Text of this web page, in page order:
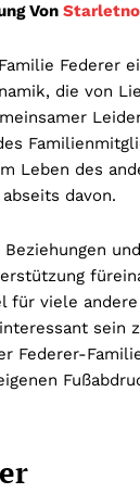
Von
Federer
die von
Leben des
davon.
für viele
sein
Federer-